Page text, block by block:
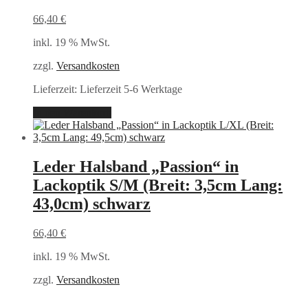
66,40 €
inkl. 19 % MwSt.
zzgl. Versandkosten
Lieferzeit: Lieferzeit 5-6 Werktage
Leder Halsband „Passion“ in
Lackoptik S/M (Breit: 3,5cm Lang:
43,0cm) schwarz
66,40 €
inkl. 19 % MwSt.
zzgl. Versandkosten